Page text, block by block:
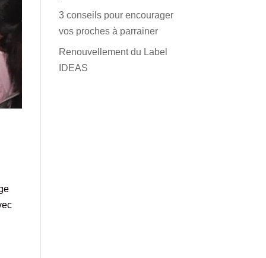
3 conseils pour encourager
vos proches à parrainer
Renouvellement du Label
IDEAS